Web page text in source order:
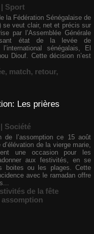
| Sport
la Fédération Sénégalaise de
se veut clair, net et précis sur
par l’Assemblée Générale
état de la levée de
sénégalais, El
Diouf. Cette décision n’est
, match, retour,
Les prières
| Société
de l’assomption ce 15 août
de la vierge marie,
une occasion pour les
aux festivités, en se
boites ou les plages. Cette
avec le ramadan offre
de la fête
assomption